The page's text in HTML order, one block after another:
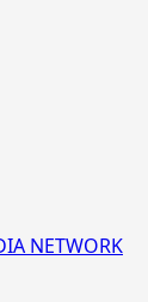
NETWORK